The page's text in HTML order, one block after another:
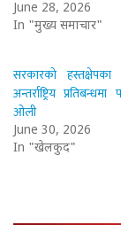
June 28, 2026
In "मुख्य समाचार"
सरकारको
अन्तर्राष्ट्रिय
ओली
June 30, 2026
In "खेलकुद"